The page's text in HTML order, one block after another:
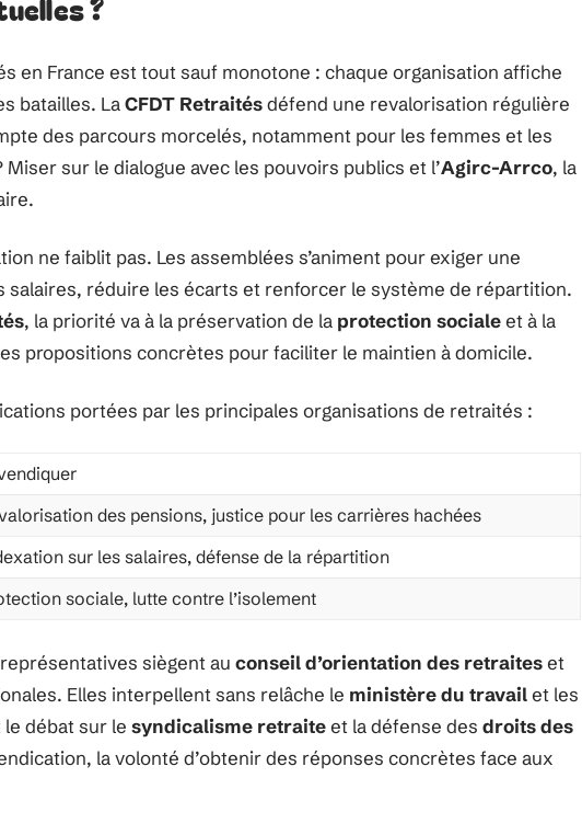
?
en France est tout sauf monotone : chaque organisation affiche
batailles. LaCFDT Retraitésdéfend une revalorisation régulière
des parcours morcelés, notamment pour les femmes et les
sur le dialogue avec les pouvoirs publics et l’Agirc-Arrco, la
ne faiblit pas. Les assemblées s’animent pour exiger une
salaires, réduire les écarts et renforcer le système de répartition.
, la priorité va à la préservation de la protection socialeet à la
propositions concrètes pour faciliter le maintien à domicile.
portées par les principales organisations de retraités :
des pensions, justice pour les carrières hachées
sur les salaires, défense de la répartition
sociale, lutte contre l’isolement
représentatives siègent au conseil d’orientation des retraiteset
Elles interpellent sans relâche le ministère du travailet les
débat sur le syndicalisme retraiteet la défense des droits des
la volonté d’obtenir des réponses concrètes face aux